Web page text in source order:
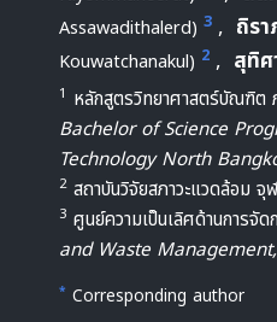
Assawadithalerd) 3 , ถิร
Kouwatchanakul) 2 , สุทิศ
1 หลักสูตรวิทยาศาสตร์บัณฑิต ภ
Bachelor of Science
Technology North
2สถาบันวิจัยสภาวะแวดล้อม จุ
3 ศูนย์ความเป็นเลิศด้านการจั
and Waste
*Corresponding author